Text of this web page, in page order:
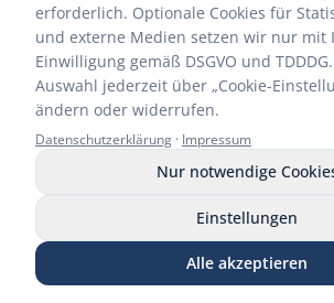
Muster C-STOP WIPES
Muster CARBOFLOOR
Anrufen WhatsApp E-Mail
erforderlich. Optionale Cookies für
und externe Medien setzen wir nur mit
Einwilligung gemäß DSGVO und
Auswahl jederzeit über „Cookie-
ändern oder widerrufen.
Datenschutzerklärung · Impressum
Nur notwendige
Einstellungen
Alle akzeptieren